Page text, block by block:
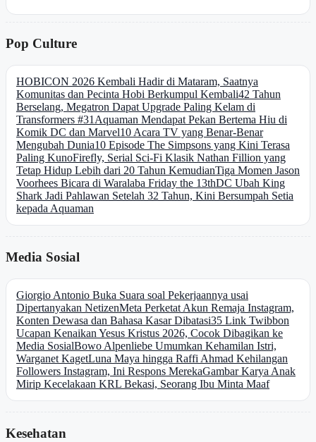
Pop Culture
HOBICON 2026 Kembali Hadir di Mataram, Saatnya
Komunitas dan Pecinta Hobi Berkumpul Kembali42 Tahun
Berselang, Megatron Dapat Upgrade Paling Kelam di
Transformers #31 Aquaman Mendapat Pekan Bertema Hiu di
Komik DC dan Marvel10 Acara TV yang Benar-Benar
Mengubah Dunia10 Episode The Simpsons yang Kini Terasa
Paling KunoFirefly, Serial Sci-Fi Klasik Nathan Fillion yang
Tetap Hidup Lebih dari 20 Tahun KemudianTiga Momen Jason
Voorhees Bicara di Waralaba Friday the 13thDC Ubah King
Shark Jadi Pahlawan Setelah 32 Tahun, Kini Bersumpah Setia
kepada Aquaman
Media Sosial
Giorgio Antonio Buka Suara soal Pekerjaannya usai
Dipertanyakan NetizenMeta Perketat Akun Remaja Instagram,
Konten Dewasa dan Bahasa Kasar Dibatasi35 Link Twibbon
Ucapan Kenaikan Yesus Kristus 2026, Cocok Dibagikan ke
Media SosialBowo Alpenliebe Umumkan Kehamilan Istri,
Warganet KagetLuna Maya hingga Raffi Ahmad Kehilangan
Followers Instagram, Ini Respons MerekaGambar Karya Anak
Mirip Kecelakaan KRL Bekasi, Seorang Ibu Minta Maaf
Kesehatan